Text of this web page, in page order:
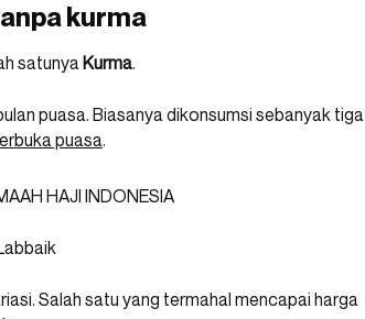
kurma
satunya Kurma.
puasa. Biasanya dikonsumsi sebanyak tiga
puasa.
Salah satu yang termahal mencapai harga